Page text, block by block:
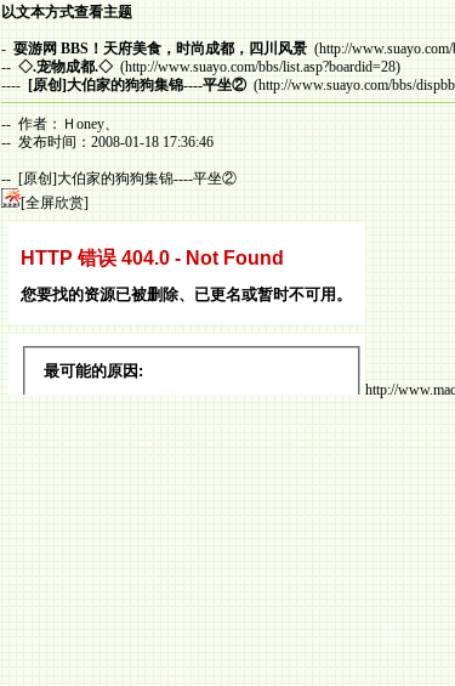
以文本方式查看主题
- 耍游网 BBS！天府美食，时尚成都，四川风景 (http://
-- ◇.宠物成都.◇ (http://www.suayo.com/bbs/list.asp?boardid=28)
---- [原创]大伯家的狗狗集锦----平坐②(http://www.suayo.com/bbs/
-- 作者：Ｈoney、
-- 发布时间：2008-01-18 17:36:46
-- [原创]大伯家的狗狗集锦----平坐②
[全屏欣赏]
http://